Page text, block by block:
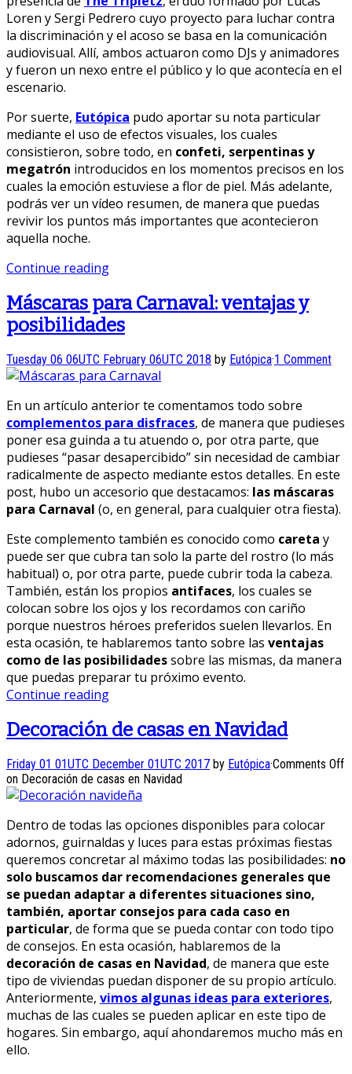
Loren y Sergi Pedrero cuyo proyecto para luchar contra
la discriminación y el acoso se basa en la comunicación
audiovisual. Allí, ambos actuaron como DJs y animadores
y fueron un nexo entre el público y lo que acontecía en el
escenario.
Por suerte, Eutópica pudo aportar su nota particular
mediante el uso de efectos visuales, los cuales
consistieron, sobre todo, en confeti, serpentinas y
megatrón introducidos en los momentos precisos en los
cuales la emoción estuviese a flor de piel. Más adelante,
podrás ver un vídeo resumen, de manera que puedas
revivir los puntos más importantes que acontecieron
aquella noche.
Continue reading
Máscaras para Carnaval: ventajas y
posibilidades
Tuesday 06 06UTC February 06UTC 2018 by Eutópica·1 Comment
En un artículo anterior te comentamos todo sobre
complementos para disfraces, de manera que pudieses
poner esa guinda a tu atuendo o, por otra parte, que
pudieses “pasar desapercibido” sin necesidad de cambiar
radicalmente de aspecto mediante estos detalles. En este
post, hubo un accesorio que destacamos: las máscaras
para Carnaval (o, en general, para cualquier otra fiesta).
Este complemento también es conocido como careta y
puede ser que cubra tan solo la parte del rostro (lo más
habitual) o, por otra parte, puede cubrir toda la cabeza.
También, están los propios antifaces, los cuales se
colocan sobre los ojos y los recordamos con cariño
porque nuestros héroes preferidos suelen llevarlos. En
esta ocasión, te hablaremos tanto sobre las ventajas
como de las posibilidadessobre las mismas, da manera
que puedas preparar tu próximo evento.
Continue reading
Decoración de casas en Navidad
Friday 01 01UTC December 01UTC 2017 by Eutópica·Comments Off
on Decoración de casas en Navidad
Dentro de todas las opciones disponibles para colocar
adornos, guirnaldas y luces para estas próximas fiestas
queremos concretar al máximo todas las posibilidades: no
solo buscamos dar recomendaciones generales que
se puedan adaptar a diferentes situaciones sino,
también, aportar consejos para cada caso en
particular, de forma que se pueda contar con todo tipo
de consejos. En esta ocasión, hablaremos de la
decoración de casas en Navidad, de manera que este
tipo de viviendas puedan disponer de su propio artículo.
Anteriormente, vimos algunas ideas para exteriores,
muchas de las cuales se pueden aplicar en este tipo de
hogares. Sin embargo, aquí ahondaremos mucho más en
ello.